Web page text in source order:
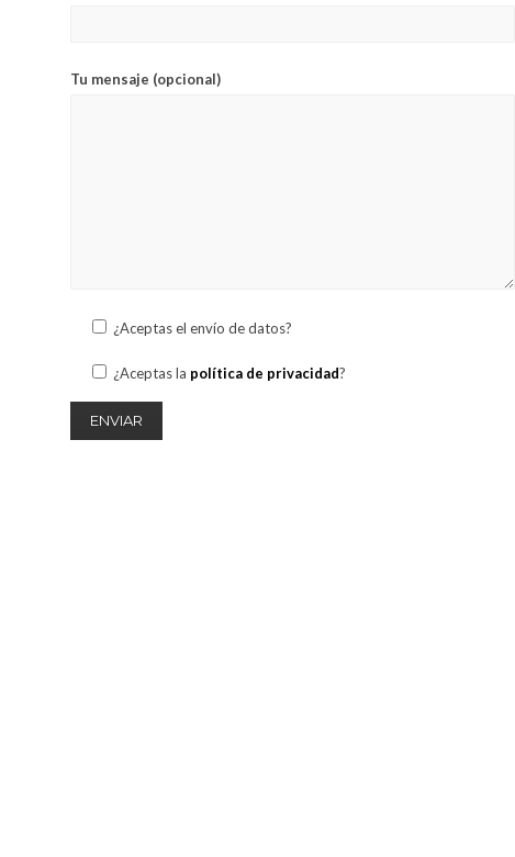
Tu mensaje (opcional)
¿Aceptas el envío de datos?
¿Aceptas la política de privacidad?